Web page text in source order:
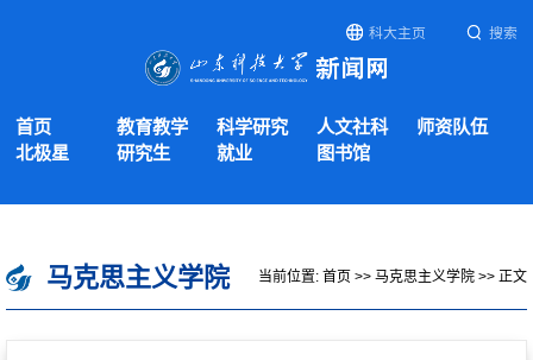
科大主页 搜索
首页 教育教学 科学研究 人文社科
师资队伍
北极星
研究生 就业 图书馆
马克思主义学院 当前位置: 首页 >> 马克思主义学院 >> 正文